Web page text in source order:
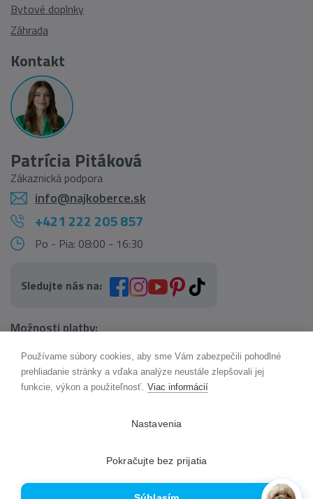
Bytové doplnky
Záhrada
Kontakt
Patrícia Pitáková
Zákaznická podpora
info@najkoberce.sk
+421 222 205 857
Po - Pia: 08:00 - 16:30
Sledujte nás na:
Možnosti platby:
Používame súbory cookies, aby sme Vám zabezpečili pohodlné
prehliadanie stránky a vďaka analýze neustále zlepšovali jej
funkcie, výkon a použiteľnosť. Viac informácií
Nastavenia
Pokračujte bez prijatia
AI pomocník Maxík
Online